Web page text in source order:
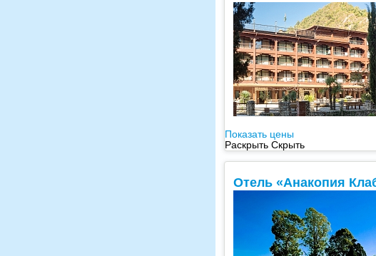
Показать цены
Раскрыть Скрыть
Отель «Анакопия